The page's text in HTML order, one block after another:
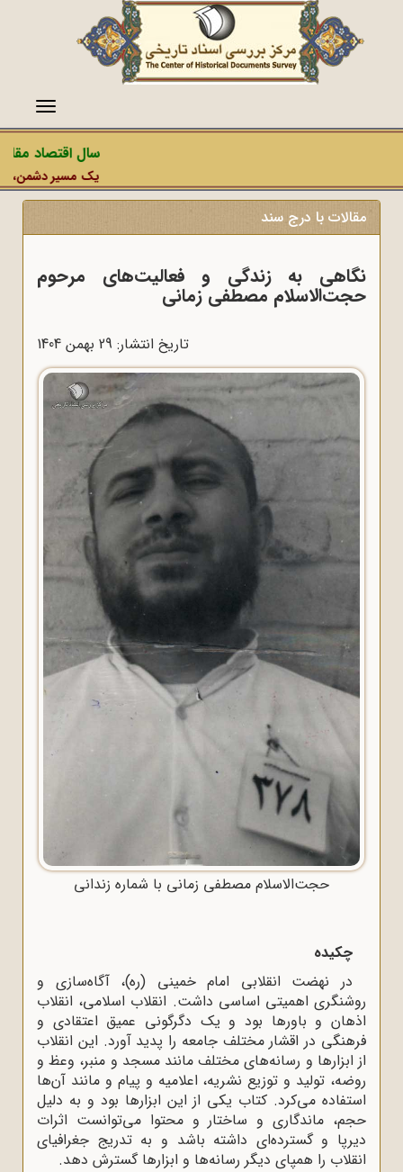
منو
سال اقتصاد
یک مسیر دشمن،
مقالات با درج سند
نگاهی به زندگی و فعالیت‌های مرحوم
حجت‌الاسلام مصطفی زمانی
تاریخ انتشار: 29 بهمن 1404
حجت‌الاسلام مصطفی زمانی با شماره زندانی
چکیده
در نهضت انقلابی امام خمینی (ره)، آگاه‌سازی و
روشنگری اهمیتی اساسی داشت. انقلاب اسلامی، انقلاب
اذهان و باورها بود و یک دگرگونی عمیق اعتقادی و
فرهنگی در اقشار مختلف جامعه را پدید آورد. این انقلاب
از ابزارها و رسانه‌های مختلف مانند مسجد و منبر، وعظ و
روضه، تولید و توزیع نشریه، اعلامیه و پیام و مانند آن‌ها
استفاده می‌کرد. کتاب یکی از این ابزارها بود و به دلیل
حجم، ماندگاری و ساختار و محتوا می‌توانست اثرات
دیرپا و گسترده‌ای داشته باشد و به تدریج جغرافیای
انقلاب را همپای دیگر رسانه‌ها و ابزارها گسترش دهد.